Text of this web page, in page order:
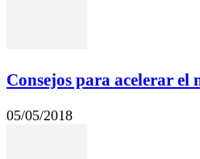
Consejos para acelerar el
05/05/2018